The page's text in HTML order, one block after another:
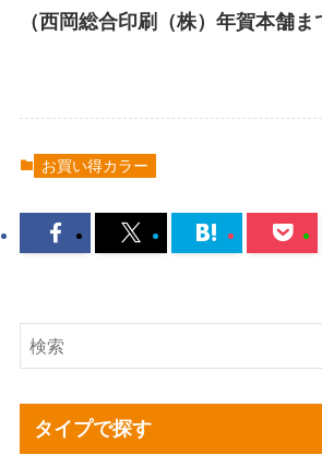
（西岡総合印刷（株）年賀本舗ま
お買い得カラー
タイプで探す